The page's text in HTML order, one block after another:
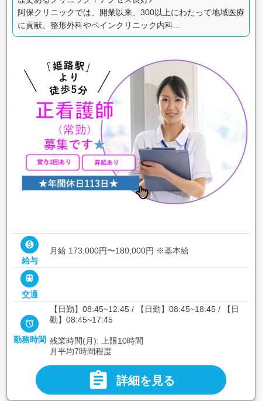
阿保クリニックでは、開業以来、300以上にわたって地域医療
に貢献。整形外科やペインクリニック内科...

給与
月給 173,000円〜180,000円 ※基本給

交通

勤務時間
【日勤】08:45~12:45 / 【日勤】08:45~18:45 / 【日
勤】08:45~17:45
残業時間(月): 上限10時間
月平均7時間程度
 詳細を見る